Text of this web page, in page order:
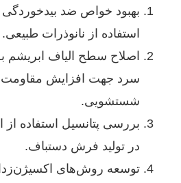
بهبود خواص ضد
استفاده از نانوذرات طبیعی.
اصلاح سطح الیاف ابریشم
سرد جهت افزایش مقاومت
شستشویی.
بررسی پتانسیل استفاده
در تولید فرش دستباف.
توسعه روش‌های